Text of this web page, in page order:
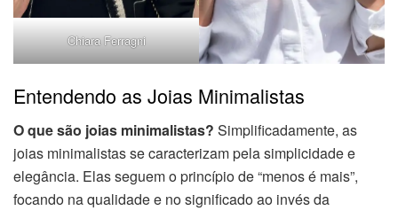
Chiara Ferragni
Entendendo as Joias Minimalistas
O que são joias minimalistas? Simplificadamente, as
joias minimalistas se caracterizam pela simplicidade e
elegância. Elas seguem o princípio de “menos é mais”,
focando na qualidade e no significado ao invés da